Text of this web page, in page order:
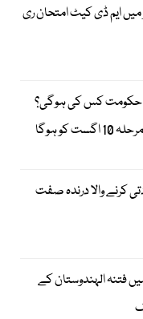
ایم ڈی کیٹ امتحان ری
حکومت کس کی ہوگی؟
کو ہوگا
کرنے والا درندہ صفت
میں فتنہ الہندوستان کے